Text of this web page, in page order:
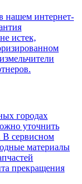
нашем интернет-
истек,
городах
уточнить
В сервисном
материалы
прекращения